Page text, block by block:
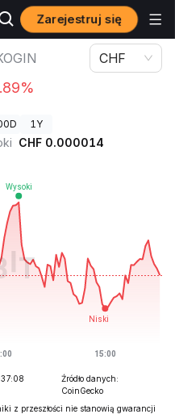
Zarejestruj się
KOGIN
CHF
1Y
CHF 0.000014
Źródło danych:
CoinGecko
z przeszłości nie stanowią gwarancji